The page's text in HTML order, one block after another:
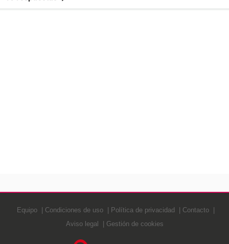
Equipo Condiciones de uso Política de privacidad
Contacto
Aviso legal
Gestión de cookies